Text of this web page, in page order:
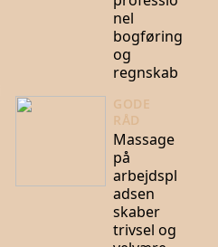
nel
bogføring
og
regnskab
GODE
RÅD
Massage
på
arbejdspl
adsen
skaber
trivsel og